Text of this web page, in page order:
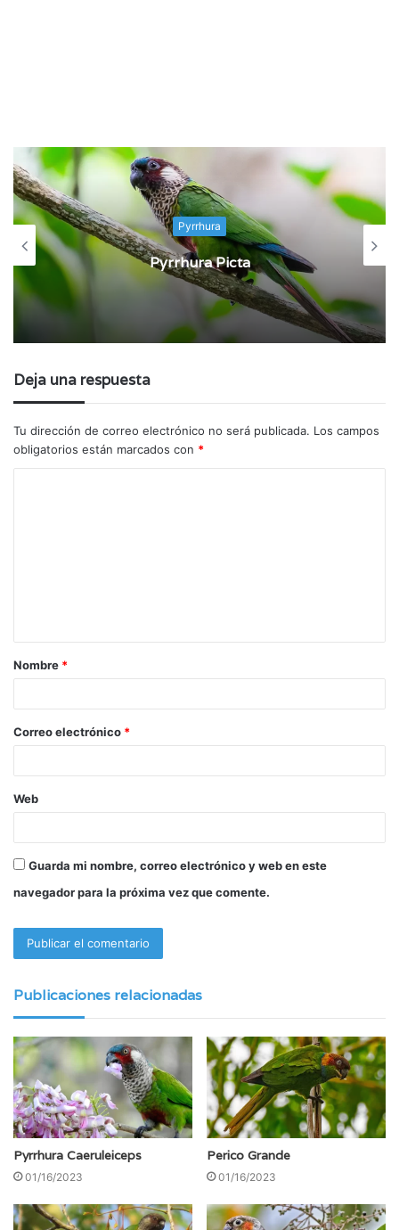
Pyrrhura
Pyrrhura Picta
Deja una respuesta
Tu dirección de correo electrónico no será publicada. Los campos
obligatorios están marcados con *
a
r
*
Nombre *
Correo electrónico *
Web
Guarda mi nombre, correo electrónico y web en este
navegador para la próxima vez que comente.
Publicaciones relacionadas
Pyrrhura Caeruleiceps
01/16/2023
Perico Grande
01/16/2023